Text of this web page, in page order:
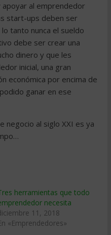
al emprendedor
start-ups deben ser
tanto nunca el sueldo
debe ser crear una
dinero y que les
inicial, una gran
económica por encima de
ganar en ese
negocio al siglo XXI es ya
herramientas que todo
necesita
11, 2018
«Emprendedores»